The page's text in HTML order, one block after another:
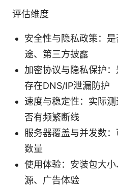
评估维度
安全性与隐私政策：
途、第三方披露
加密协议与隐私保护
存在DNS/IP泄漏防护
速度与稳定性：实际
否有频繁断线
服务器覆盖与并发数
数量
使用体验：安装包大
源、广告体验